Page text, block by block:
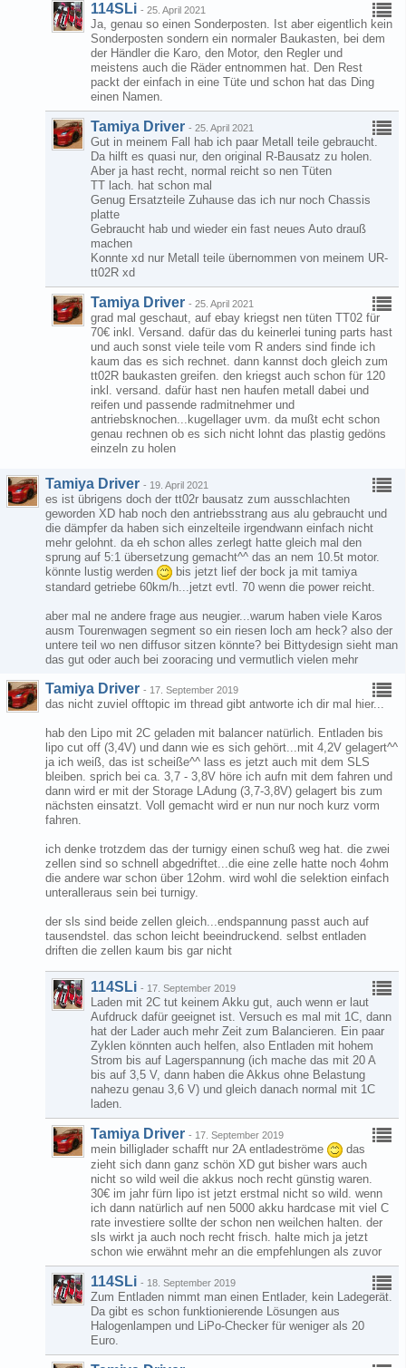
114SLi - 25. April 2021
Ja, genau so einen Sonderposten. Ist aber eigentlich kein
Sonderposten sondern ein normaler Baukasten, bei dem
der Händler die Karo, den Motor, den Regler und
meistens auch die Räder entnommen hat. Den Rest
packt der einfach in eine Tüte und schon hat das Ding
einen Namen.
Tamiya Driver - 25. April 2021
Gut in meinem Fall hab ich paar Metall teile gebraucht.
Da hilft es quasi nur, den original R-Bausatz zu holen.
Aber ja hast recht, normal reicht so nen Tüten
TT lach. hat schon mal
Genug Ersatzteile Zuhause das ich nur noch Chassis
platte
Gebraucht hab und wieder ein fast neues Auto drauß
machen
Konnte xd nur Metall teile übernommen von meinem UR-
tt02R xd
Tamiya Driver - 25. April 2021
grad mal geschaut, auf ebay kriegst nen tüten TT02 für
70€ inkl. Versand. dafür das du keinerlei tuning parts hast
und auch sonst viele teile vom R anders sind finde ich
kaum das es sich rechnet. dann kannst doch gleich zum
tt02R baukasten greifen. den kriegst auch schon für 120
inkl. versand. dafür hast nen haufen metall dabei und
reifen und passende radmitnehmer und
antriebsknochen...kugellager uvm. da mußt echt schon
genau rechnen ob es sich nicht lohnt das plastig gedöns
einzeln zu holen
Tamiya Driver - 19. April 2021
es ist übrigens doch der tt02r bausatz zum ausschlachten
geworden XD hab noch den antriebsstrang aus alu gebraucht und
die dämpfer da haben sich einzelteile irgendwann einfach nicht
mehr gelohnt. da eh schon alles zerlegt hatte gleich mal den
sprung auf 5:1 übersetzung gemacht^^ das an nem 10.5t motor.
könnte lustig werden
bis jetzt lief der bock ja mit tamiya
standard getriebe 60km/h...jetzt evtl. 70 wenn die power reicht.
aber mal ne andere frage aus neugier...warum haben viele Karos
ausm Tourenwagen segment so ein riesen loch am heck? also der
untere teil wo nen diffusor sitzen könnte? bei Bittydesign sieht man
das gut oder auch bei zooracing und vermutlich vielen mehr
Tamiya Driver - 17. September 2019
das nicht zuviel offtopic im thread gibt antworte ich dir mal hier...
hab den Lipo mit 2C geladen mit balancer natürlich. Entladen bis
lipo cut off (3,4V) und dann wie es sich gehört...mit 4,2V gelagert^^
ja ich weiß, das ist scheiße^^ lass es jetzt auch mit dem SLS
bleiben. sprich bei ca. 3,7 - 3,8V höre ich aufn mit dem fahren und
dann wird er mit der Storage LAdung (3,7-3,8V) gelagert bis zum
nächsten einsatzt. Voll gemacht wird er nun nur noch kurz vorm
fahren.
ich denke trotzdem das der turnigy einen schuß weg hat. die zwei
zellen sind so schnell abgedriftet...die eine zelle hatte noch 4ohm
die andere war schon über 12ohm. wird wohl die selektion einfach
unteralleraus sein bei turnigy.
der sls sind beide zellen gleich...endspannung passt auch auf
tausendstel. das schon leicht beeindruckend. selbst entladen
driften die zellen kaum bis gar nicht
114SLi - 17. September 2019
Laden mit 2C tut keinem Akku gut, auch wenn er laut
Aufdruck dafür geeignet ist. Versuch es mal mit 1C, dann
hat der Lader auch mehr Zeit zum Balancieren. Ein paar
Zyklen könnten auch helfen, also Entladen mit hohem
Strom bis auf Lagerspannung (ich mache das mit 20 A
bis auf 3,5 V, dann haben die Akkus ohne Belastung
nahezu genau 3,6 V) und gleich danach normal mit 1C
laden.
Tamiya Driver - 17. September 2019
mein billiglader schafft nur 2A entladeströme
das
zieht sich dann ganz schön XD gut bisher wars auch
nicht so wild weil die akkus noch recht günstig waren.
30€ im jahr fürn lipo ist jetzt erstmal nicht so wild. wenn
ich dann natürlich auf nen 5000 akku hardcase mit viel C
rate investiere sollte der schon nen weilchen halten. der
sls wirkt ja auch noch recht frisch. halte mich ja jetzt
schon wie erwähnt mehr an die empfehlungen als zuvor
114SLi - 18. September 2019
Zum Entladen nimmt man einen Entlader, kein Ladegerät.
Da gibt es schon funktionierende Lösungen aus
Halogenlampen und LiPo-Checker für weniger als 20
Euro.